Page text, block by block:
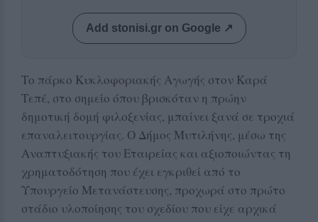
Add stonisi.gr on Google ↗
Το πάρκο Κυκλοφοριακής Αγωγής στον Καρά
Τεπέ, στο σημείο όπου βρισκόταν η πρώην
δημοτική δομή φιλοξενίας, μπαίνει ξανά σε τροχιά
επαναλειτουργίας. Ο Δήμος Μυτιλήνης, μέσω της
Αναπτυξιακής του Εταιρείας και αξιοποιώντας τη
χρηματοδότηση που έχει εγκριθεί από το
Υπουργείο Μετανάστευσης, προχωρά στο πρώτο
στάδιο υλοποίησης του σχεδίου που είχε αρχικά